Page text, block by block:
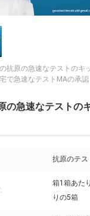
抗原の急速なテストのキ
で急速なテストMAの承認
の急速なテストの
抗原のテス
箱1箱あた
りの5箱